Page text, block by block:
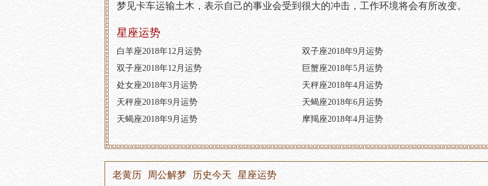
梦见卡车运输土木，表示自己的事业会受到很大的冲击，工作环境将会有所改变。
星座运势
白羊座2018年12月运势
双子座2018年9月运势
双子座2018年12月运势
巨蟹座2018年5月运势
处女座2018年3月运势
天秤座2018年4月运势
天秤座2018年9月运势
天蝎座2018年6月运势
天蝎座2018年9月运势
摩羯座2018年4月运势
老黄历 周公解梦 历史今天 星座运势